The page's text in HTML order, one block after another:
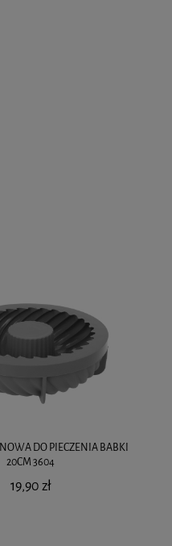
DO PIECZENIA BABKI
20CM 3604
19,90 zł